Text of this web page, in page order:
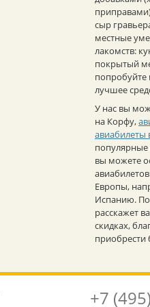
сыр
местные
лакомств:
покрытый
лучшее
У нас вы
на Корфу,
авиабилеты
популярные
вы можете
Европы,
Испанию.
расскажет
скидках,
приобрести
+7 (495)